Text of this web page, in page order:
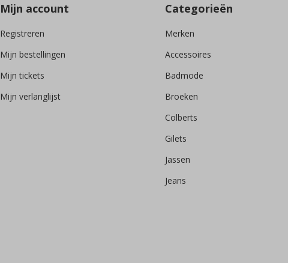
Mijn account
Registreren
Mijn bestellingen
Mijn tickets
Mijn verlanglijst
Categorieën
Merken
Accessoires
Badmode
Broeken
Colberts
Gilets
Jassen
Jeans